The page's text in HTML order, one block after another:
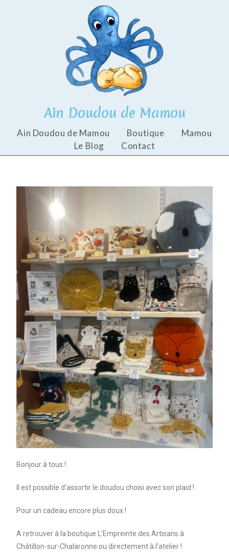
Ain Doudou de Mamou
Ain Doudou de Mamou Boutique
Mamou
Le Blog
Contact
Bonjour à tous !
Il est possible d’assortir le doudou choisi avec son plaid !
Pour un cadeau encore plus doux !
A retrouver à la boutique L’Empreinte des Artisans à
Châtillon-sur-Chalaronne ou directement à l’atelier !